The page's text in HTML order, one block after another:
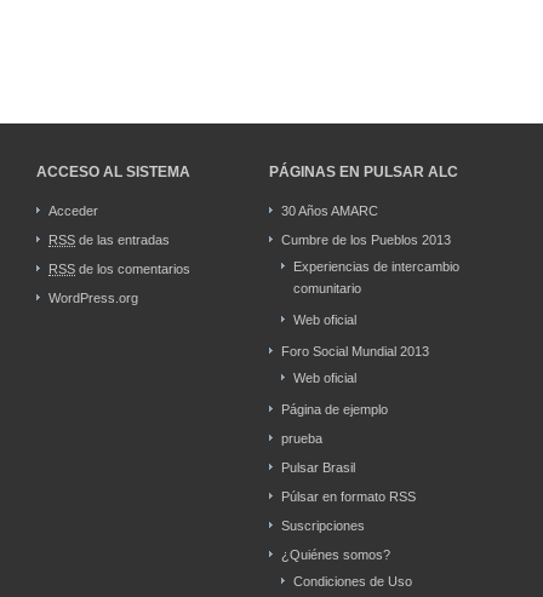
ACCESO AL SISTEMA
Acceder
RSS de las entradas
RSS de los comentarios
WordPress.org
PÁGINAS EN PULSAR ALC
30 Años AMARC
Cumbre de los Pueblos 2013
Experiencias de intercambio
comunitario
Web oficial
Foro Social Mundial 2013
Web oficial
Página de ejemplo
prueba
Pulsar Brasil
Púlsar en formato RSS
Suscripciones
¿Quiénes somos?
Condiciones de Uso